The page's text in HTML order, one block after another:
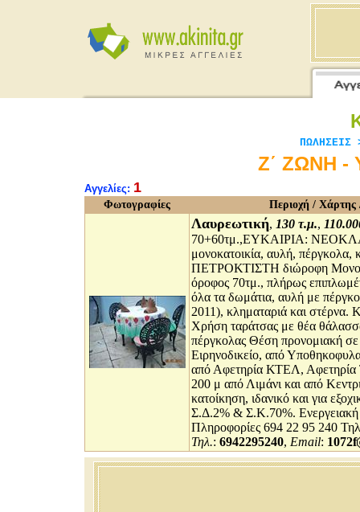
ΠΩΛΗΣΕΙΣ
Ζ΄ ΖΩΝΗ -
Αγγελίες: 1
Φωτογραφίες Περιοχή / Χάρτης
Λαυρεωτική, 130 τ.μ.,
70+60τμ.,ΕΥΚΑΙΡΙΑ:
μονοκατοικία, αυλή,
ΠΕΤΡΟΚΤΙΣΤΗ διώροφη
όροφος 70τμ., πλήρως
όλα τα δωμάτια, αυλή με
2011), κληματαριά και στέρνα.
Χρήση ταράτσας με θέα
πέργκολας Θέση προνομιακή
Ειρηνοδικείο, από
από Αφετηρία ΚΤΕΛ, Αφετηρία
200 μ από Λιμάνι και από
κατοίκηση, ιδανικό και για
Σ.Δ.2% & Σ.Κ.70%.
Πληροφορίες 694 22 95 240
Τηλ.: 6942295240, Email: 1072f